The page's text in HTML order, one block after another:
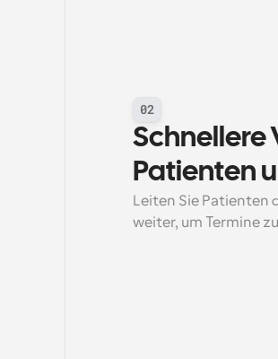
02
Schnellere
Patienten
Leiten Sie Patienten
weiter, um Termine